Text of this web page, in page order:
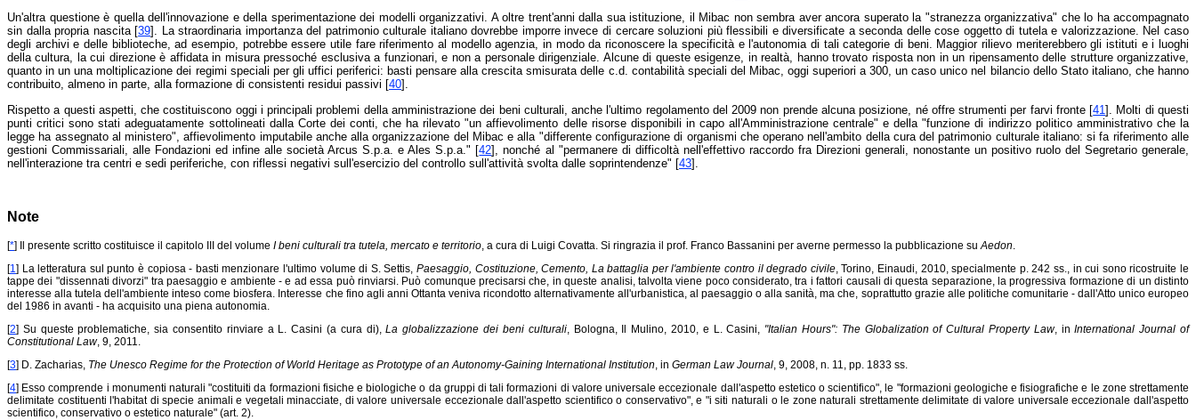
Un'altra questione è quella dell'innovazione e della sperimentazione dei modelli organizzativi. A oltre trent'anni dalla sua istituzione, il Mibac non sembra aver ancora superato la "stranezza organizzativa" che lo ha accompagnato
sin dalla propria nascita [39]. La straordinaria importanza del patrimonio culturale italiano dovrebbe imporre invece di cercare soluzioni più flessibili e diversificate a seconda delle cose oggetto di tutela e valorizzazione. Nel caso
degli archivi e delle biblioteche, ad esempio, potrebbe essere utile fare riferimento al modello agenzia, in modo da riconoscere la specificità e l'autonomia di tali categorie di beni. Maggior rilievo meriterebbero gli istituti e i luoghi
della cultura, la cui direzione è affidata in misura pressoché esclusiva a funzionari, e non a personale dirigenziale. Alcune di queste esigenze, in realtà, hanno trovato risposta non in un ripensamento delle strutture organizzative,
quanto in un una moltiplicazione dei regimi speciali per gli uffici periferici: basti pensare alla crescita smisurata delle c.d. contabilità speciali del Mibac, oggi superiori a 300, un caso unico nel bilancio dello Stato italiano, che hanno
contribuito, almeno in parte, alla formazione di consistenti residui passivi [40].
Rispetto a questi aspetti, che costituiscono oggi i principali problemi della amministrazione dei beni culturali, anche l'ultimo regolamento del 2009 non prende alcuna posizione, né offre strumenti per farvi fronte [41]. Molti di questi
punti critici sono stati adeguatamente sottolineati dalla Corte dei conti, che ha rilevato "un affievolimento delle risorse disponibili in capo all'Amministrazione centrale" e della "funzione di indirizzo politico amministrativo che la
legge ha assegnato al ministero", affievolimento imputabile anche alla organizzazione del Mibac e alla "differente configurazione di organismi che operano nell'ambito della cura del patrimonio culturale italiano: si fa riferimento alle
gestioni Commissariali, alle Fondazioni ed infine alle società Arcus S.p.a. e Ales S.p.a." [42], nonché al "permanere di difficoltà nell'effettivo raccordo fra Direzioni generali, nonostante un positivo ruolo del Segretario generale,
nell'interazione tra centri e sedi periferiche, con riflessi negativi sull'esercizio del controllo sull'attività svolta dalle soprintendenze" [43].
Note
[*] Il presente scritto costituisce il capitolo III del volume I beni culturali tra tutela, mercato e territorio, a cura di Luigi Covatta. Si ringrazia il prof. Franco Bassanini per averne permesso la pubblicazione suAedon.
[1] La letteratura sul punto è copiosa - basti menzionare l'ultimo volume di S. Settis, Paesaggio, Costituzione, Cemento, La battaglia per l'ambiente contro il degrado civile, Torino, Einaudi, 2010, specialmente p. 242 ss., in cui sono ricostruite le
tappe dei "dissennati divorzi" tra paesaggio e ambiente - e ad essa può rinviarsi. Può comunque precisarsi che, in queste analisi, talvolta viene poco considerato, tra i fattori causali di questa separazione, la progressiva formazione di un distinto
interesse alla tutela dell'ambiente inteso come biosfera. Interesse che fino agli anni Ottanta veniva ricondotto alternativamente all'urbanistica, al paesaggio o alla sanità, ma che, soprattutto grazie alle politiche comunitarie - dall'Atto unico europeo
del 1986 in avanti - ha acquisito una piena autonomia.
[2] Su queste problematiche, sia consentito rinviare a L. Casini (a cura di),La globalizzazione dei beni culturali, Bologna, Il Mulino, 2010, e L. Casini, "Italian Hours": The Globalization of Cultural Property Law, inInternational Journal of
Constitutional Law, 9, 2011.
[3] D. Zacharias, The Unesco Regime for the Protection of World Heritage as Prototype of an Autonomy-Gaining International Institution, in German Law Journal, 9, 2008, n. 11, pp. 1833 ss.
[4] Esso comprende i monumenti naturali "costituiti da formazioni fisiche e biologiche o da gruppi di tali formazioni di valore universale eccezionale dall'aspetto estetico o scientifico", le "formazioni geologiche e fisiografiche e le zone strettamente
delimitate costituenti l'habitat di specie animali e vegetali minacciate, di valore universale eccezionale dall'aspetto scientifico o conservativo", e "i siti naturali o le zone naturali strettamente delimitate di valore universale eccezionale dall'aspetto
scientifico, conservativo o estetico naturale" (art. 2).